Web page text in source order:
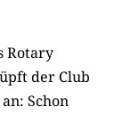
Rotary
der Club
Schon